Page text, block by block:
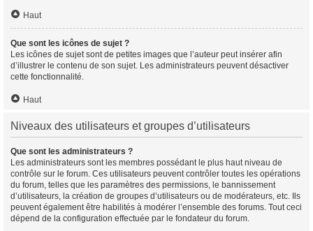
Haut
Que sont les icônes de sujet ?
Les icônes de sujet sont de petites images que l’auteur peut insérer afin
d’illustrer le contenu de son sujet. Les administrateurs peuvent désactiver
cette fonctionnalité.
Haut
Niveaux des utilisateurs et groupes d’utilisateurs
Que sont les administrateurs ?
Les administrateurs sont les membres possédant le plus haut niveau de
contrôle sur le forum. Ces utilisateurs peuvent contrôler toutes les opérations
du forum, telles que les paramètres des permissions, le bannissement
d’utilisateurs, la création de groupes d’utilisateurs ou de modérateurs, etc. Ils
peuvent également être habilités à modérer l’ensemble des forums. Tout ceci
dépend de la configuration effectuée par le fondateur du forum.